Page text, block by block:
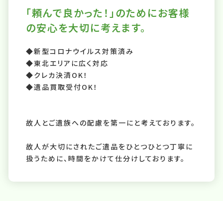
「頼んで良かった！」のためにお客様
の安心を大切に考えます。
◆新型コロナウイルス対策済み
◆東北エリアに広く対応
◆クレカ決済OK！
◆遺品買取受付OK！
故人とご遺族への配慮を第一にと考えております。
故人が大切にされたご遺品をひとつひとつ丁寧に
扱うために、時間をかけて仕分けしております。